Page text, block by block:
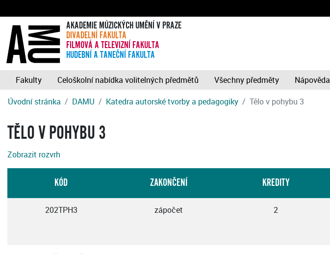
AKADEMIE MÚZICKÝCH UMĚNÍ V PRAZE
DIVADELNÍ FAKULTA
FILMOVÁ A TELEVIZNÍ FAKULTA
HUDEBNÍ A TANEČNÍ FAKULTA
Fakulty Celoškolní nabídka volitelných předmětů Všechny předměty Nápověda
Úvodní stránka
DAMU Katedra autorské tvorby a pedagogiky Tělo v pohybu 3
TĚLO V POHYBU 3
Zobrazit rozvrh
KÓD ZAKONČENÍ KREDITY
202TPH3 zápočet 2